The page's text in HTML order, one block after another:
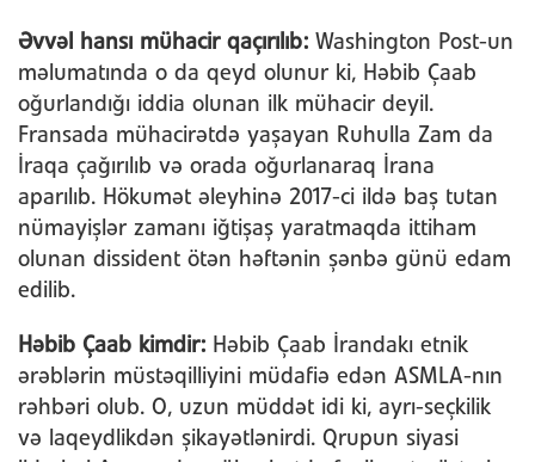
Əvvəl hansı mühacir qaçırılıb: Washington Post-un
məlumatında o da qeyd olunur ki, Həbib Çaab
oğurlandığı iddia olunan ilk mühacir deyil.
Fransada mühacirətdə yaşayan Ruhulla Zam da
İraqa çağırılıb və orada oğurlanaraq İrana
aparılıb. Hökumət əleyhinə 2017-ci ildə baş tutan
nümayişlər zamanı iğtişaş yaratmaqda ittiham
olunan dissident ötən həftənin şənbə günü edam
edilib.
Həbib Çaab kimdir: Həbib Çaab İrandakı etnik
ərəblərin müstəqilliyini müdafiə edən ASMLA-nın
rəhbəri olub. O, uzun müddət idi ki, ayrı-seçkilik
və laqeydlikdən şikayətlənirdi. Qrupun siyasi